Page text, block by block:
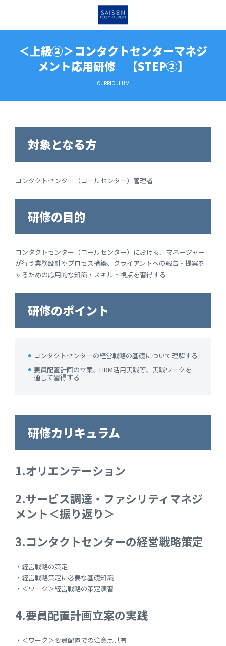
＜上級②＞コンタクトセンターマネジ
メント応用研修 【STEP②】
CURRICULUM
対象となる方
コンタクトセンター（コールセンター）管理者
研修の目的
コンタクトセンター（コールセンター）における、マネージャー
が行う業務設計やプロセス構築、クライアントへの報告・提案を
するための応用的な知識・スキル・視点を習得する
研修のポイント
コンタクトセンターの経営戦略の基礎について理解する
要員配置計画の立案、HRM活用実践等、実践ワークを
通して習得する
研修カリキュラム
1.オリエンテーション
2.サービス調達・ファシリティマネジ
メント＜振り返り＞
3.コンタクトセンターの経営戦略策定
・経営戦略の策定
・経営戦略策定に必要な基礎知識
・＜ワーク＞経営戦略の策定演習
4.要員配置計画立案の実践
・＜ワーク＞要員配置での注意点共有